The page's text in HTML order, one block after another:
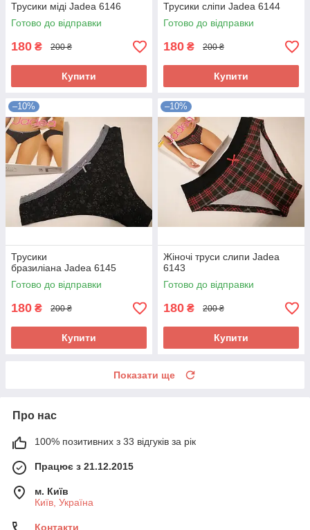
Трусики міді Jadea 6146
Готово до відправки
180 ₴ 200 ₴
Купити
Трусики сліпи Jadea 6144
Готово до відправки
180 ₴ 200 ₴
Купити
–10%
Трусики
бразиліана Jadea 6145
Готово до відправки
180 ₴ 200 ₴
Купити
–10%
Жіночі труси слипи Jadea
6143
Готово до відправки
180 ₴ 200 ₴
Купити
Показати ще
Про нас
100% позитивних з 33 відгуків за рік
Працює з 21.12.2015
м. Київ
Київ, Україна
Контакти